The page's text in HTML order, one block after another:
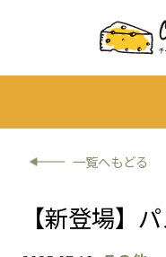
一覧へもどる
【新登場】